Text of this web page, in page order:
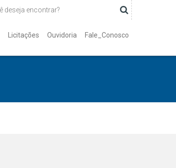
Licitações Ouvidoria Fale_Conosco